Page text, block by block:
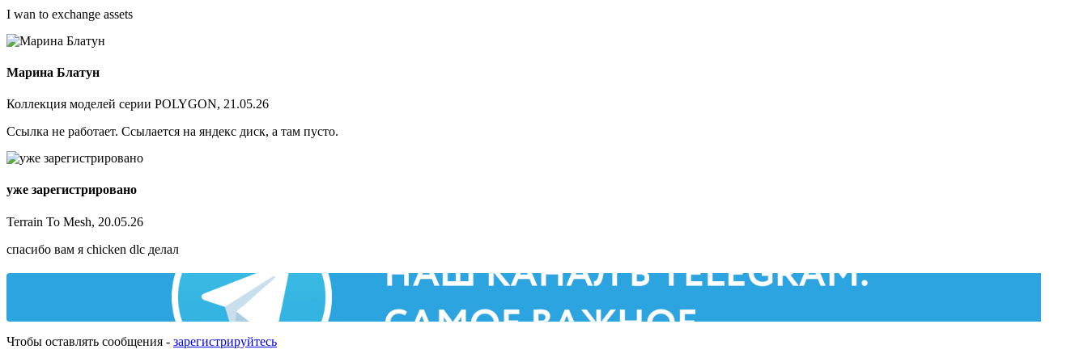
I wan to exchange assets
Марина Блатун
Коллекция моделей серии POLYGON, 21.05.26
Ссылка не работает. Ссылается на яндекс диск, а там пусто.
уже зарегистрировано
Terrain To Mesh, 20.05.26
спасибо вам я chicken dlc делал
Чтобы оставлять сообщения - зарегистрируйтесь